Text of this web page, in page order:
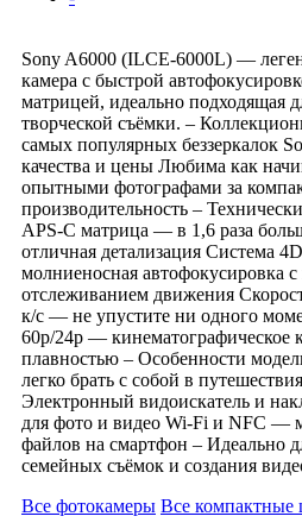
Sony A6000 (ILCE-6000L) —
камера с быстрой
матрицей, идеально подходящая
творческой съёмки. –
самых популярных беззеркалок
качества и цены Любима как
опытными фотографами за
производительность –
APS-C матрица — в 1,6 раза
отличная детализация Система
молниеносная автофокусировка
отслеживанием движения
к/с — не упустите ни одного
60p/24p — кинематографическое
плавностью – Особенности
легко брать с собой в
Электронный видоискатель и
для фото и видео Wi-Fi и NFC —
файлов на смартфон – Идеально
семейных съёмок и создания
Все фотокамеры Все компактные